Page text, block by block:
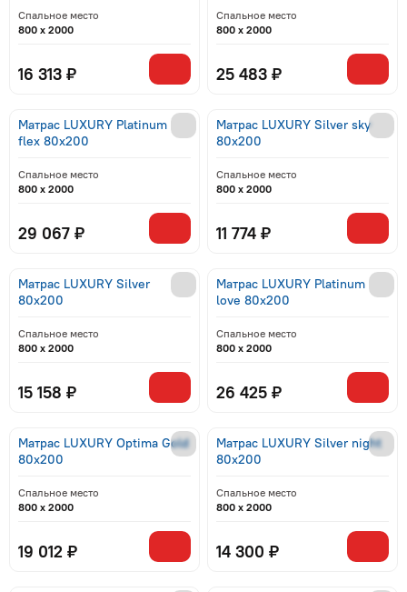
Спальное место
800 x 2000
16 313 ₽
Спальное место
800 x 2000
25 483 ₽
Матрас LUXURY Platinum
flex 80x200
Спальное место
800 x 2000
29 067 ₽
Матрас LUXURY Silver sky
80x200
Спальное место
800 x 2000
11 774 ₽
Матрас LUXURY Silver
80x200
Спальное место
800 x 2000
15 158 ₽
Матрас LUXURY Platinum
love 80x200
Спальное место
800 x 2000
26 425 ₽
Матрас LUXURY Optima Gold
80x200
Спальное место
800 x 2000
19 012 ₽
Матрас LUXURY Silver night
80x200
Спальное место
800 x 2000
14 300 ₽